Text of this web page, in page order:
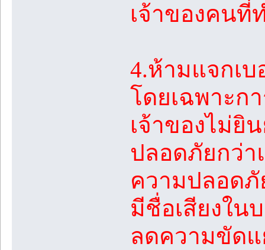
เจ้าของคนที่
4.ห้ามแจกเบ
โดยเฉพาะก
เจ้าของไม่ยิ
ปลอดภัยกว่า
ความปลอด
มีชื่อเสียงใน
ลดความขัดแ